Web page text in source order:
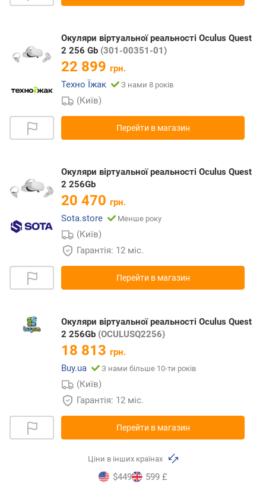
Окуляри віртуальної реальності Oculus Quest
2 256 Gb (301-00351-01)
22 899 грн.
Техно Їжак
З нами 8 років
(Київ)
Перейти в магазин
Окуляри віртуальної реальності Oculus Quest
2 256Gb
20 470 грн.
Sota.store
Менше року
(Київ)
Гарантія: 12 міс.
Перейти в магазин
Окуляри віртуальної реальності Oculus Quest
2 256Gb (OCULUSQ2256)
18 813 грн.
Buy.ua
З нами більше 10-ти років
(Київ)
Гарантія: 12 міс.
Перейти в магазин
Ціни в інших країнах
$449 599 £